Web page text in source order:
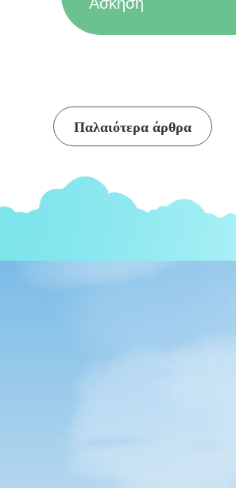
Πλοήγηση
άρθρων
Παλαιότερα άρθρα